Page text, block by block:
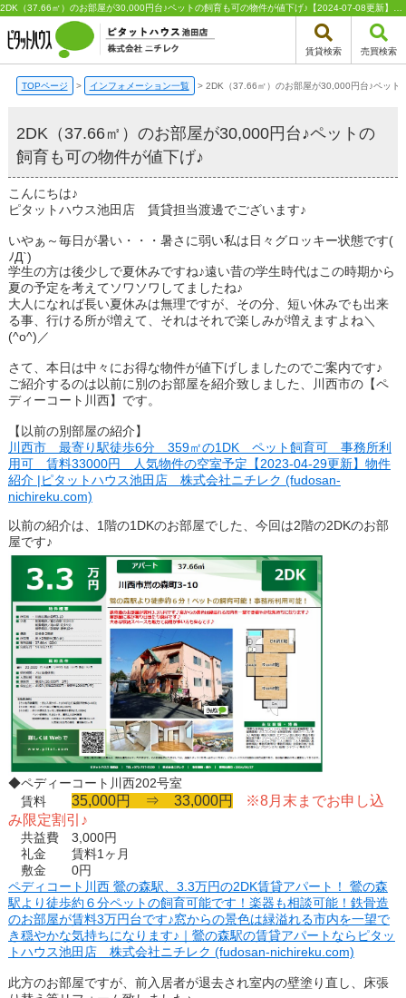
賃貸検索 売買検索
TOPページ > インフォメーション一覧 > 2DK（37.66㎡）のお部屋が30,000円台♪ペット
2DK（37.66㎡）のお部屋が30,000円台♪ペットの
飼育も可の物件が値下げ♪
こんにちは♪
ピタットハウス池田店 賃貸担当渡邊でございます♪
いやぁ～毎日が暑い・・・暑さに弱い私は日々グロッキー状態です(
ﾉД`)
学生の方は後少しで夏休みですね♪遠い昔の学生時代はこの時期から
夏の予定を考えてソワソワしてましたね♪
大人になれば長い夏休みは無理ですが、その分、短い休みでも出来
る事、行ける所が増えて、それはそれで楽しみが増えますよね＼
(^o^)／
さて、本日は中々にお得な物件が値下げしましたのでご案内です♪
ご紹介するのは以前に別のお部屋を紹介致しました、川西市の【ペ
ディーコート川西】です。
【以前の別部屋の紹介】
川西市 最寄り駅徒歩6分 359㎡の1DK ペット飼育可 事務所利
用可 賃料33000円 人気物件の空室予定【2023-04-29更新】物件
紹介 |ピタットハウス池田店 株式会社ニチレク (fudosan-
nichireku.com)
以前の紹介は、1階の1DKのお部屋でした、今回は2階の2DKのお部
屋です♪
◆ペディーコート川西202号室
賃料 35,000円 ⇒ 33,000円
※8月末までお申し込
み限定割引♪
共益費 3,000円
礼金 賃料1ヶ月
敷金 0円
ペディコート川西 鶯の森駅、3.3万円の2DK賃貸アパート！ 鶯の森
駅より徒歩約６分ペットの飼育可能です！楽器も相談可能！鉄骨造
のお部屋が賃料3万円台です♪窓からの景色は緑溢れる市内を一望で
き穏やかな気持ちになります♪｜鶯の森駅の賃貸アパートならピタッ
トハウス池田店 株式会社ニチレク (fudosan-nichireku.com)
此方のお部屋ですが、前入居者が退去され室内の壁塗り直し、床張